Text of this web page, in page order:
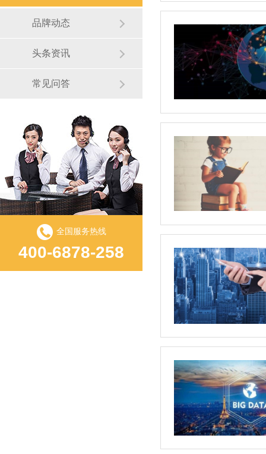
品牌动态
头条资讯
常见问答
全国服务热线
400-6878-258